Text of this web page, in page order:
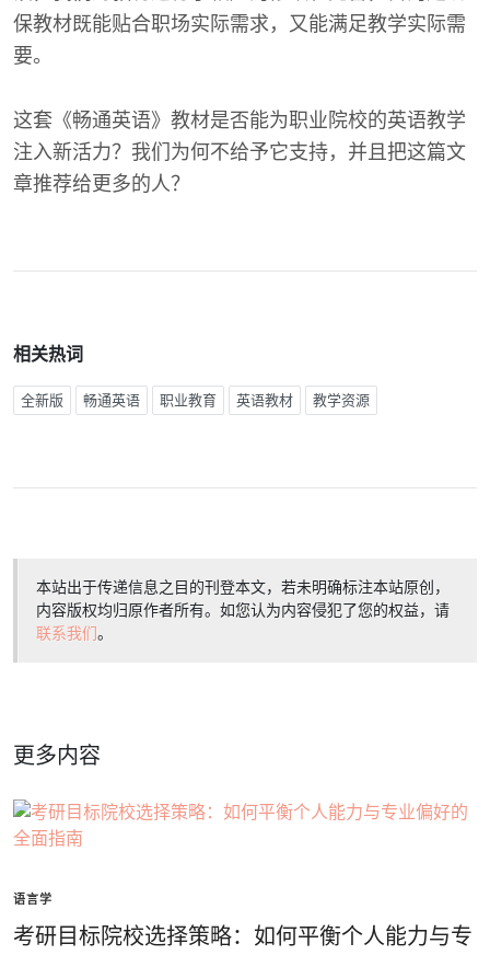
保教材既能贴合职场实际需求，又能满足教学实际需
要。
这套《畅通英语》教材是否能为职业院校的英语教学
注入新活力？我们为何不给予它支持，并且把这篇文
章推荐给更多的人？
相关热词
全新版 畅通英语 职业教育 英语教材 教学资源
本站出于传递信息之目的刊登本文，若未明确标注本站原创，
内容版权均归原作者所有。如您认为内容侵犯了您的权益，请
联系我们。
更多内容
语言学
考研目标院校选择策略：如何平衡个人能力与专